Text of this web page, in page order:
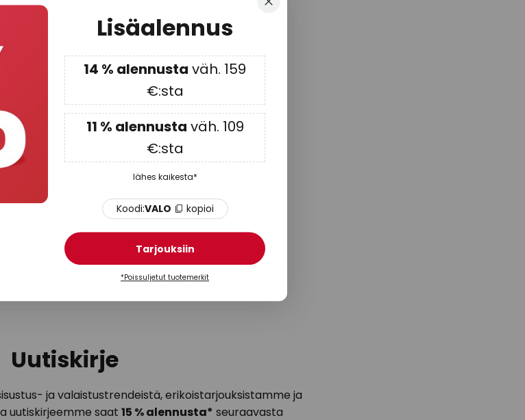
Uutiskirje
ja valaistustrendeistä, erikoistarjouksistamme ja
uutiskirjeemme saat 15 % alennusta* seuraavasta
Sulje
Lisäalennus
14 % alennusta väh. 159
€:sta
11 % alennusta väh. 109
€:sta
lähes kaikesta*
Koodi:VALO kopioi
Tarjouksiin
*Poissuljetut tuotemerkit